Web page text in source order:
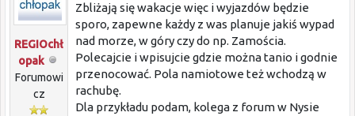
REGIOchł
opak
Forumowi
cz
Zbliżają się wakacje więc i wyjazdów będzie
sporo, zapewne każdy z was planuje jakiś wypad
nad morze, w góry czy do np. Zamościa.
Polecajcie i wpisujcie gdzie można tanio i godnie
przenocować. Pola namiotowe też wchodzą w
rachubę.
Dla przykładu podam, kolega z forum w Nysie